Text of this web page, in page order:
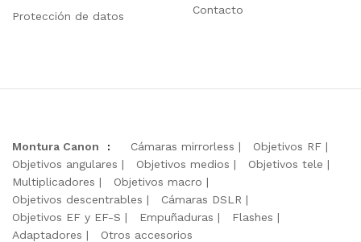
Protección de datos
Contacto
Montura Canon : Cámaras mirrorless
Objetivos RF
Objetivos angulares
Objetivos medios
Objetivos tele
Multiplicadores
Objetivos macro
Objetivos descentrables
Cámaras DSLR
Objetivos EF y EF-S
Empuñaduras
Flashes
Adaptadores
Otros accesorios